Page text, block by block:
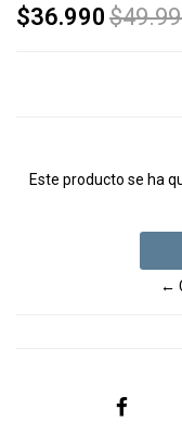
$36.990
Este producto se ha
←